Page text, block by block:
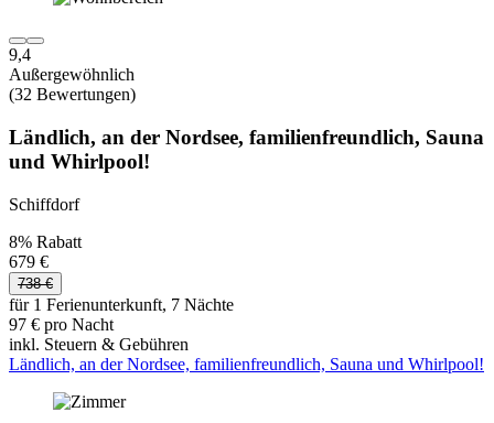
9,4
Außergewöhnlich
(32 Bewertungen)
Ländlich, an der Nordsee, familienfreundlich, Sauna
und Whirlpool!
Schiffdorf
8% Rabatt
679 €
738 €
für 1 Ferienunterkunft, 7 Nächte
97 € pro Nacht
inkl. Steuern & Gebühren
Ländlich, an der Nordsee, familienfreundlich, Sauna und Whirlpool!